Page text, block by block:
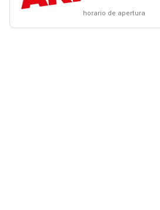
horario de apertura